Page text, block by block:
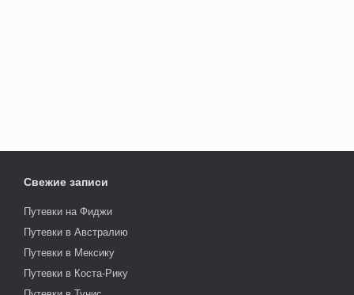
Свежие записи
Путевки на Фиджи
Путевки в Австралию
Путевки в Мексику
Путевки в Коста-Рику